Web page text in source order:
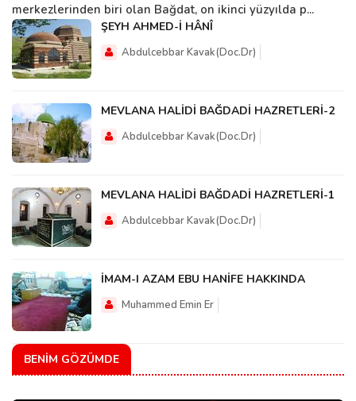
merkezlerinden biri olan Bağdat, on ikinci yüzyılda p...
ŞEYH AHMED-İ HÂNÎ
Abdulcebbar Kavak(Doc.Dr)
MEVLANA HALİDİ BAĞDADİ HAZRETLERİ-2
Abdulcebbar Kavak(Doc.Dr)
MEVLANA HALİDİ BAĞDADİ HAZRETLERİ-1
Abdulcebbar Kavak(Doc.Dr)
İMAM-I AZAM EBU HANİFE HAKKINDA
Muhammed Emin Er
BENIM GÖZÜMDE